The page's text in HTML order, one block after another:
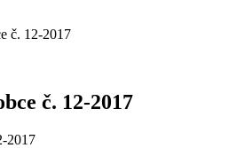
č. 12-2017
č. 12-2017
2017